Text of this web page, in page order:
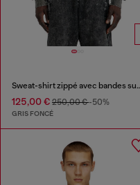
Sweat-shirt zippé
125,00 € 250,00 €-50%
GRIS FONCÉ